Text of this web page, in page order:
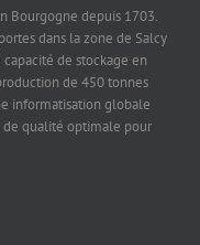
Bourgogne depuis 1703.
dans la zone de Salcy
de stockage en
de 450 tonnes
informatisation globale
qualité optimale pour